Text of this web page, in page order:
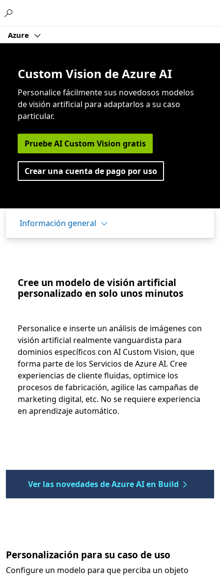
Azure
Custom Vision de Azure AI
Personalice fácilmente sus novedosos modelos
de visión artificial para adaptarlos a su caso
particular.
Pruebe AI Custom Vision gratis
Crear una cuenta de pago por uso
Información general
Cree un modelo de visión artificial
personalizado en solo unos minutos
Personalice e inserte un análisis de imágenes con
visión artificial realmente vanguardista para
dominios específicos con AI Custom Vision, que
forma parte de los Servicios de Azure AI. Cree
experiencias de cliente fluidas, optimice los
procesos de fabricación, agilice las campañas de
marketing digital, etc. No se requiere experiencia
en aprendizaje automático.
Ver las novedades de Azure AI en Build
Personalización para su caso de uso
Configure un modelo para que perciba un objeto